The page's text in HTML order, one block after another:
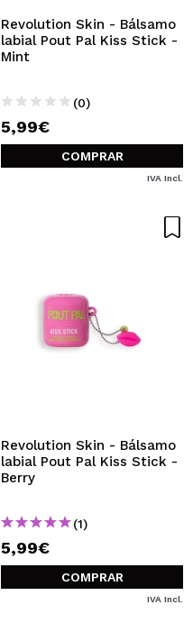
Revolution Skin - Bálsamo
labial Pout Pal Kiss Stick -
Mint
(0)
5,99€
COMPRAR
IVA Incl.
Revolution Skin - Bálsamo
labial Pout Pal Kiss Stick -
Berry
(1)
5,99€
COMPRAR
IVA Incl.